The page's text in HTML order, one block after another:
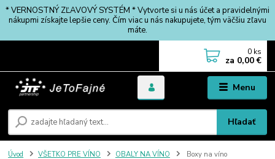
* VERNOSTNÝ ZĽAVOVÝ SYSTÉM * Vytvorte si u nás účet a pravidelnými
nákupmi získajte lepšie ceny. Čím viac u nás nakupujete, tým väčšiu zľavu
máte.
Menu
Hľadať
0 ks
za 0,00 €
Úvod VŠETKO PRE VÍNO OBALY NA VÍNO Boxy na víno